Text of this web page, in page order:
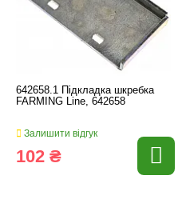
642658.1 Підкладка шкребка
FARMING Line, 642658
Залишити відгук
102 ₴